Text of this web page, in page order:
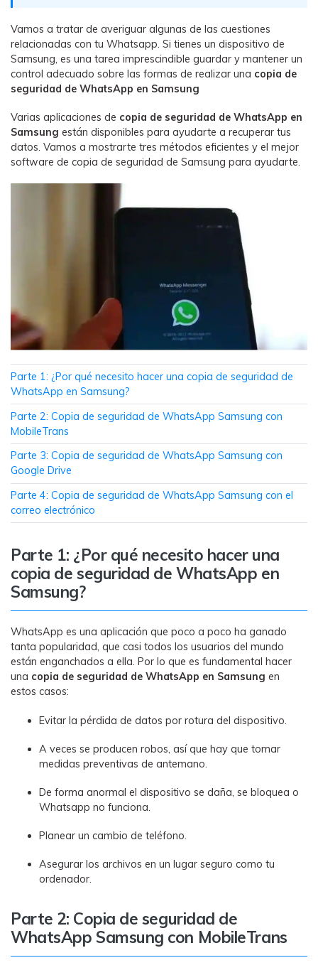
Transferencia de Datos de un
Celular a Otro
Transfiere contactos, fotos, música,
archivos de un teléfono a otro y a la
PC.
Mutsapper (Alias: Wutsapper)
Transfiere datos de WhatsApp y
WhatsApp Business sin restablecer los
valores de fábrica.
MobileTrans App
Transfiere datos del teléfono, de
iOS y Android.
Welastseen
WhatsApp.
Vamos a tratar de averiguar algunas de las cuestiones
relacionadas con tu Whatsapp. Si tienes un dispositivo de
Samsung, es una tarea imprescindible guardar y mantener un
control adecuado sobre las formas de realizar una copia de
seguridad de WhatsApp en Samsung
Varias aplicaciones de copia de seguridad de WhatsApp en
Samsung están disponibles para ayudarte a recuperar tus
datos. Vamos a mostrarte tres métodos eficientes y el mejor
software de copia de seguridad de Samsung para ayudarte.
Parte 1: ¿Por qué necesito hacer una copia de seguridad de
WhatsApp en Samsung?
Parte 2: Copia de seguridad de WhatsApp Samsung con
MobileTrans
Parte 3: Copia de seguridad de WhatsApp Samsung con
Google Drive
Parte 4: Copia de seguridad de WhatsApp Samsung con el
correo electrónico
Parte 1: ¿Por qué necesito hacer una
copia de seguridad de WhatsApp en
Samsung?
WhatsApp es una aplicación que poco a poco ha ganado
tanta popularidad, que casi todos los usuarios del mundo
están enganchados a ella. Por lo que es fundamental hacer
una copia de seguridad de WhatsApp en Samsung en
estos casos:
Evitar la pérdida de datos por rotura del dispositivo.
A veces se producen robos, así que hay que tomar
medidas preventivas de antemano.
De forma anormal el dispositivo se daña, se bloquea o
Whatsapp no funciona.
Planear un cambio de teléfono.
Asegurar los archivos en un lugar seguro como tu
ordenador.
Parte 2: Copia de seguridad de
WhatsApp Samsung con MobileTrans